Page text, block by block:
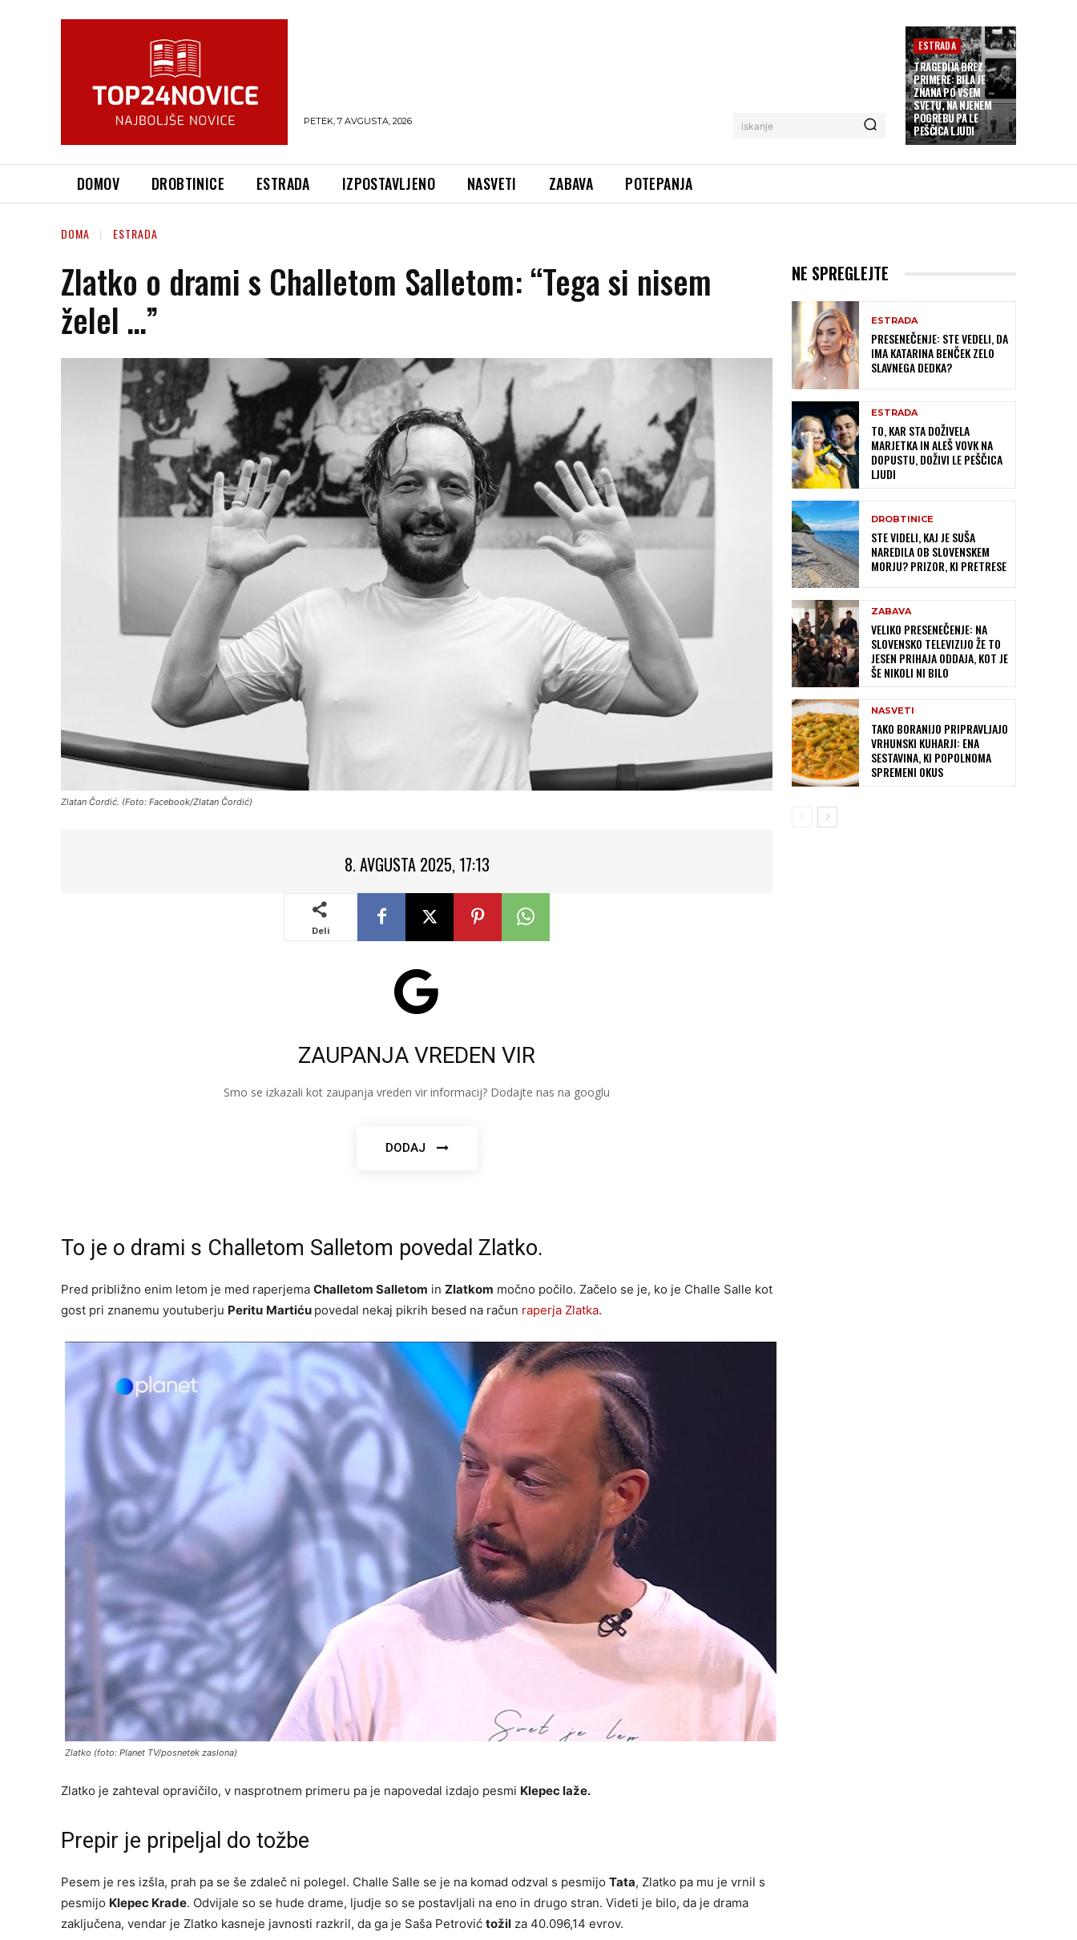
PETEK, 7 AVGUSTA, 2026 iskanje
ESTRADA
TRAGEDIJA BREZ
PRIMERE: BILA JE
ZNANA PO VSEM
SVETU, NA NJENEM
POGREBU PA LE
PEŠČICA LJUDI
DOMOV DROBTINICE ESTRADA IZPOSTAVLJENO NASVETI ZABAVA POTEPANJA
DOMA ESTRADA
Zlatko o drami s Challetom Salletom: “Tega si nisem
želel …”
Zlatan Čordić. (Foto: Facebook/Zlatan Čordić)
8. AVGUSTA 2025, 17:13
Deli
ZAUPANJA VREDEN VIR
Smo se izkazali kot zaupanja vreden vir informacij? Dodajte nas na googlu
DODAJ
To je o drami s Challetom Salletom povedal Zlatko.
Pred približno enim letom je med raperjema Challetom Salletom in Zlatkom močno počilo. Začelo se je, ko je Challe Salle kot
gost pri znanemu youtuberju Peritu Martiću povedal nekaj pikrih besed na račun raperja Zlatka.
Zlatko (foto: Planet TV/posnetek zaslona)
Zlatko je zahteval opravičilo, v nasprotnem primeru pa je napovedal izdajo pesmi Klepec laže.
Prepir je pripeljal do tožbe
Pesem je res izšla, prah pa se še zdaleč ni polegel. Challe Salle se je na komad odzval s pesmijo Tata, Zlatko pa mu je vrnil s
pesmijo Klepec Krade. Odvijale so se hude drame, ljudje so se postavljali na eno in drugo stran. Videti je bilo, da je drama
zaključena, vendar je Zlatko kasneje javnosti razkril, da ga je Saša Petrović tožil za 40.096,14 evrov.
NE SPREGLEJTE
ESTRADA
PRESENEČENJE: STE VEDELI, DA
IMA KATARINA BENČEK ZELO
SLAVNEGA DEDKA?
ESTRADA
TO, KAR STA DOŽIVELA
MARJETKA IN ALEŠ VOVK NA
DOPUSTU, DOŽIVI LE PEŠČICA
LJUDI
DROBTINICE
STE VIDELI, KAJ JE SUŠA
NAREDILA OB SLOVENSKEM
MORJU? PRIZOR, KI PRETRESE
ZABAVA
VELIKO PRESENEČENJE: NA
SLOVENSKO TELEVIZIJO ŽE TO
JESEN PRIHAJA ODDAJA, KOT JE
ŠE NIKOLI NI BILO
NASVETI
TAKO BORANIJO PRIPRAVLJAJO
VRHUNSKI KUHARJI: ENA
SESTAVINA, KI POPOLNOMA
SPREMENI OKUS